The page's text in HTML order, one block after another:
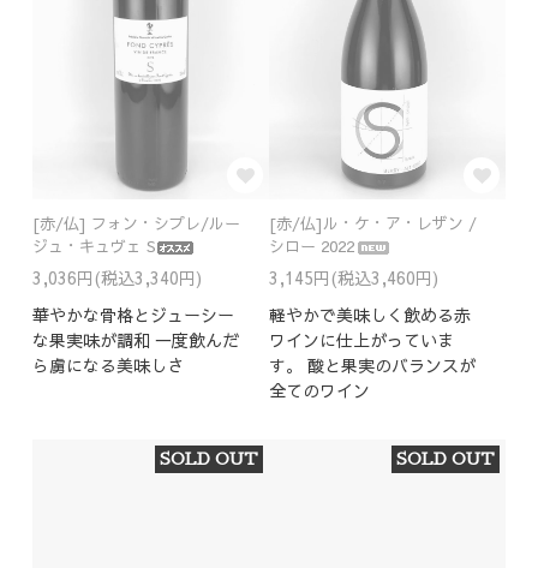
[赤/仏] フォン・シプレ/ルー
ジュ・キュヴェ S
3,036円(税込3,340円)
華やかな骨格とジューシー
な果実味が調和 一度飲んだ
ら虜になる美味しさ
[赤/仏]ル・ケ・ア・レザン /
シロー 2022
3,145円(税込3,460円)
軽やかで美味しく飲める赤
ワインに仕上がっていま
す。 酸と果実のバランスが
全てのワイン
SOLD OUT SOLD OUT